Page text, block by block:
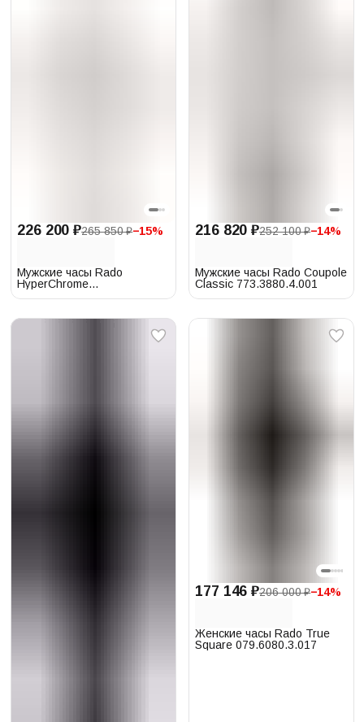
226 200 ₽265 850 ₽−15%
Мужские часы Rado
HyperChrome
765.0113.3.010
216 820 ₽252 100 ₽−14%
Мужские часы Rado Coupole
Classic 773.3880.4.001
177 146 ₽206 000 ₽−14%
Женские часы Rado True
Square 079.6080.3.017